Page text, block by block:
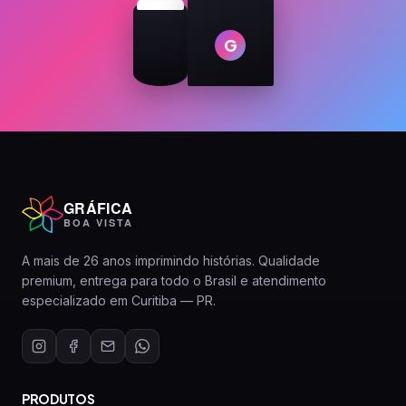
G
GRÁFICA
BOA VISTA
A mais de 26 anos imprimindo histórias. Qualidade
premium, entrega para todo o Brasil e atendimento
especializado em Curitiba — PR.
PRODUTOS